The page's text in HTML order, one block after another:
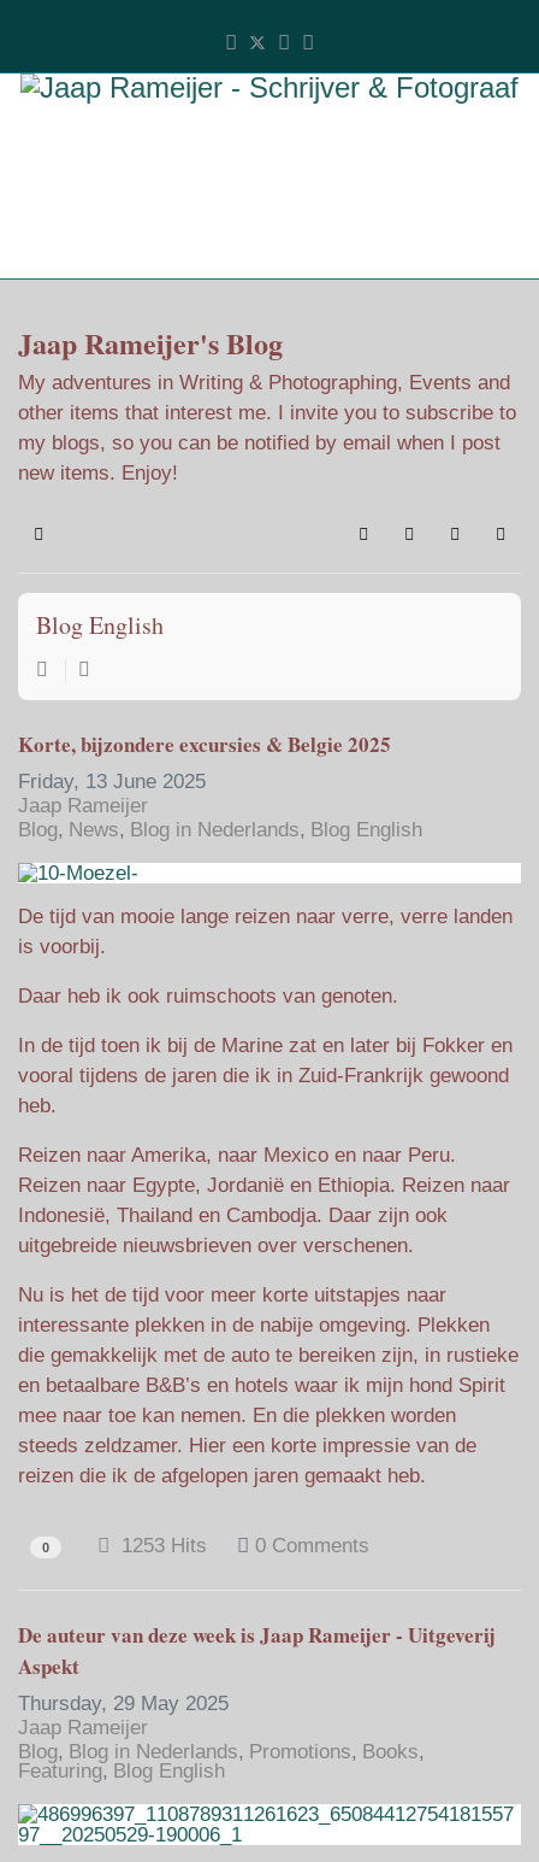
Jaap Rameijer's Blog
My adventures in Writing & Photographing, Events and
other items that interest me. I invite you to subscribe to
my blogs, so you can be notified by email when I post
new items. Enjoy!
Home SearchSubscribe to
Sign In
Blog English
Korte, bijzondere excursies & Belgie 2025
Friday, 13 June 2025
Jaap Rameijer
Blog News Blog in Nederlands Blog English
De tijd van mooie lange reizen naar verre, verre landen
is voorbij.
Daar heb ik ook ruimschoots van genoten.
In de tijd toen ik bij de Marine zat en later bij Fokker en
vooral tijdens de jaren die ik in Zuid-Frankrijk gewoond
heb.
Reizen naar Amerika, naar Mexico en naar Peru.
Reizen naar Egypte, Jordanië en Ethiopia. Reizen naar
Indonesië, Thailand en Cambodja. Daar zijn ook
uitgebreide nieuwsbrieven over verschenen.
Nu is het de tijd voor meer korte uitstapjes naar
interessante plekken in de nabije omgeving. Plekken
die gemakkelijk met de auto te bereiken zijn, in rustieke
en betaalbare B&B’s en hotels waar ik mijn hond Spirit
mee naar toe kan nemen. En die plekken worden
steeds zeldzamer. Hier een korte impressie van de
reizen die ik de afgelopen jaren gemaakt heb.
0 1253 Hits 0 Comments
De auteur van deze week is Jaap Rameijer - Uitgeverij
Aspekt
Thursday, 29 May 2025
Jaap Rameijer
Blog
Blog in Nederlands Promotions
Books
Featuring
Blog English